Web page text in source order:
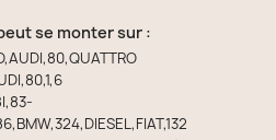
se monter sur :